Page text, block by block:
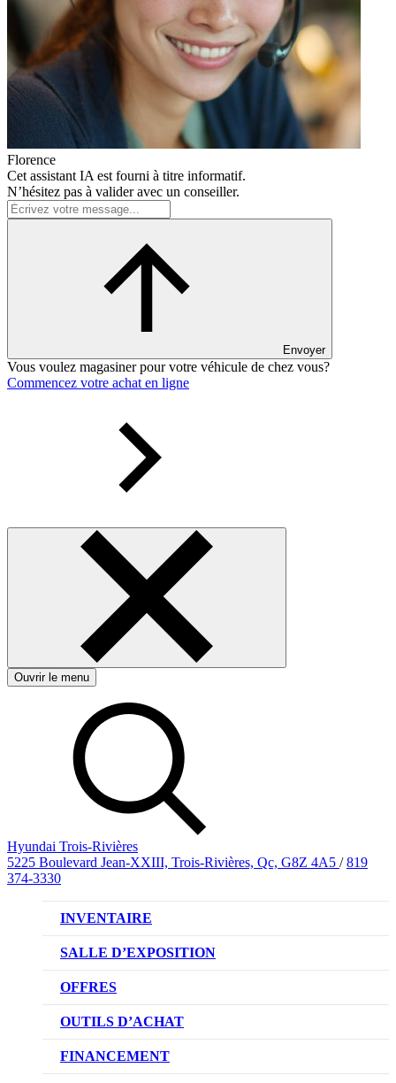
Florence
Cet assistant IA est fourni à titre informatif.
N’hésitez pas à valider avec un conseiller.
Envoyer
Vous voulez magasiner pour votre véhicule de chez vous?
Commencez votre achat en ligne
Ouvrir le menu
Hyundai Trois-Rivières
5225 Boulevard Jean-XXIII, Trois-Rivières, Qc, G8Z 4A5 / 819
374-3330
INVENTAIRE
VÉHICULES NEUFS
VÉHICULES D’OCCASION
SALLE D’EXPOSITION
OFFRES
OFFRE DE VÉHICULES NEUFS
OFFRES DU CONCESSIONNAIRE
OUTILS D’ACHAT
CL!QUEZ ET ACHETEZ HYUNDAI
FINANCEMENT